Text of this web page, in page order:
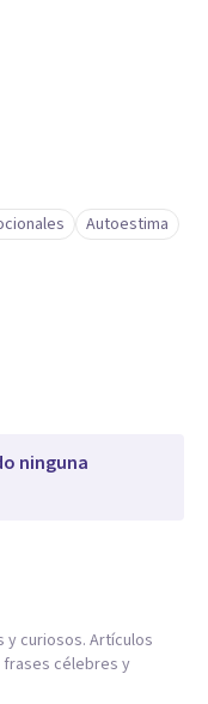
Autoestima
ninguna
curiosos. Artículos
frases célebres y